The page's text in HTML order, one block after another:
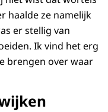
haalde ze namelijk
er stellig van
Ik vind het erg
brengen over waar